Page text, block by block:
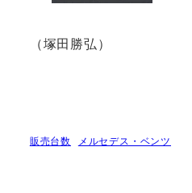
（塚田勝弘）
販売台数 メルセデス・ベンツ